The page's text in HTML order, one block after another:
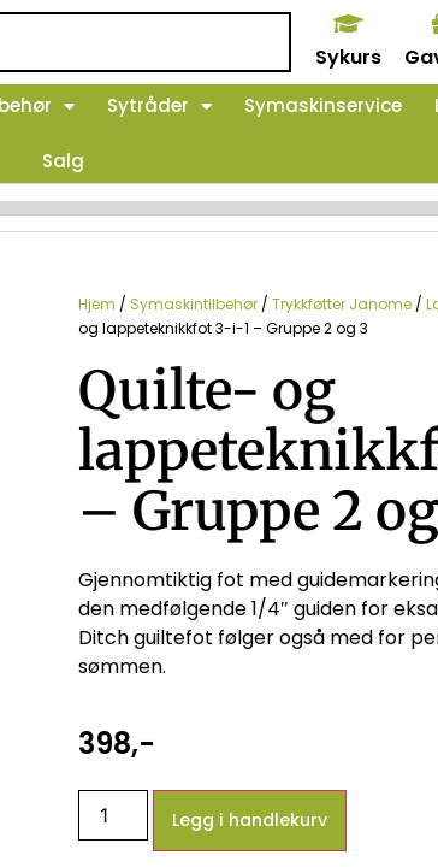
Sykurs
Sytråder Symaskinservice
Salg
Hjem / Symaskintilbehør / Trykkføtter Janome /
og lappeteknikkfot 3-i-1 – Gruppe 2 og 3
Quilte- og
– Gruppe 2
Gjennomtiktig fot med
den medfølgende 1/4″ guiden for
Ditch guiltefot følger også med for
sømmen.
398,-
Legg i handlekurv